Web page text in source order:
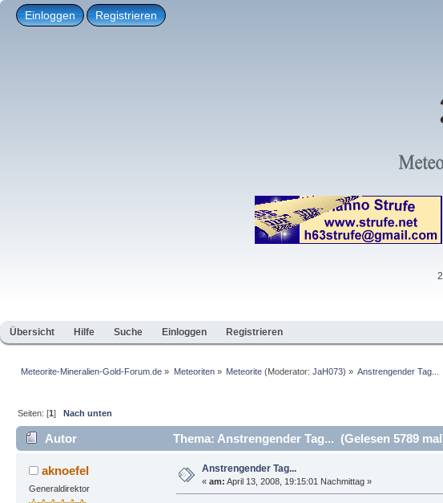
Einloggen Registrieren
Übersicht Hilfe Suche Einloggen Registrieren
Meteorite-Mineralien-Gold-Forum.de » Meteoriten» Meteorite(Moderator: JaH073) » Anstrengender Tag...
Seiten: [1]Nach unten
Autor Thema: Anstrengender Tag... (Gelesen 5789
aknoefel
Generaldirektor
Anstrengender Tag...
« am: April 13, 2008, 19:15:01 Nachmittag »